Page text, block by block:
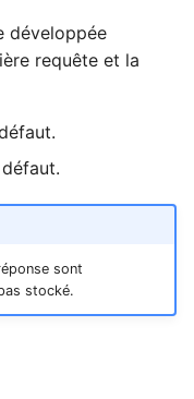
développée
requête et la
sont
stocké.